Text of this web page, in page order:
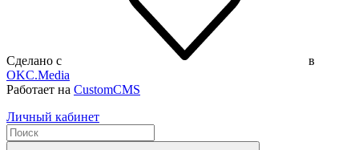
Сделано с
в
OKC.Media
Работает на CustomCMS
Личный кабинет